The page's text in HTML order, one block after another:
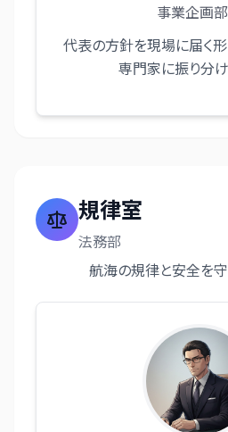
事業企画
代表の方針を現場に届く
専門家に振り分
規律室
法務部
航海の規律と安全を